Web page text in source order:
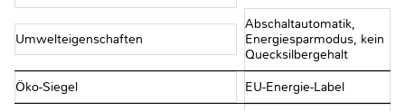
Umwelteigenschaften
Abschaltautomatik,
Energiesparmodus, kein
Quecksilbergehalt
Öko-Siegel EU-Energie-Label